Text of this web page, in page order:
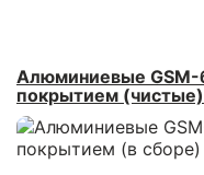
Алюминиевые GSM-
покрытием (чистые)